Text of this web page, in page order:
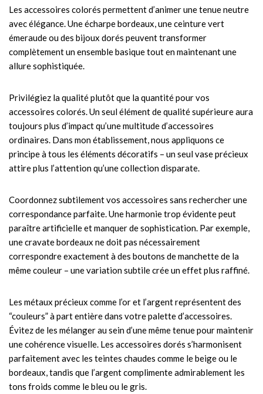
Les accessoires colorés permettent d’animer une tenue neutre
avec élégance. Une écharpe bordeaux, une ceinture vert
émeraude ou des bijoux dorés peuvent transformer
complètement un ensemble basique tout en maintenant une
allure sophistiquée.
Privilégiez la qualité plutôt que la quantité pour vos
accessoires colorés. Un seul élément de qualité supérieure aura
toujours plus d’impact qu’une multitude d’accessoires
ordinaires. Dans mon établissement, nous appliquons ce
principe à tous les éléments décoratifs – un seul vase précieux
attire plus l’attention qu’une collection disparate.
Coordonnez subtilement vos accessoires sans rechercher une
correspondance parfaite. Une harmonie trop évidente peut
paraître artificielle et manquer de sophistication. Par exemple,
une cravate bordeaux ne doit pas nécessairement
correspondre exactement à des boutons de manchette de la
même couleur – une variation subtile crée un effet plus raffiné.
Les métaux précieux comme l’or et l’argent représentent des
“couleurs” à part entière dans votre palette d’accessoires.
Évitez de les mélanger au sein d’une même tenue pour maintenir
une cohérence visuelle. Les accessoires dorés s’harmonisent
parfaitement avec les teintes chaudes comme le beige ou le
bordeaux, tandis que l’argent complimente admirablement les
tons froids comme le bleu ou le gris.